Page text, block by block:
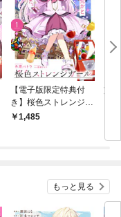
【電子版限定特典付
き】桜色ストレンジガ
ール1 ～転生してスラ
1,485
貧
い
もっと見る